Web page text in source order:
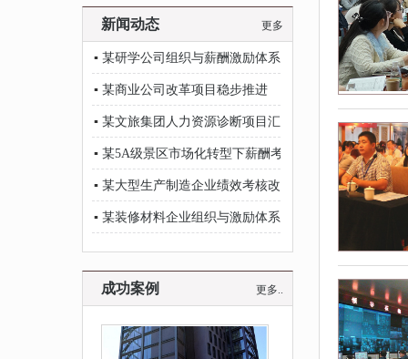
新闻动态 更多
▪ 某研学公司组织与薪酬激励体系项目稳步推进
▪ 某商业公司改革项目稳步推进
▪ 某文旅集团人力资源诊断项目汇报会议顺利举行
▪ 某5A级景区市场化转型下薪酬考核项目稳步推进
▪ 某大型生产制造企业绩效考核改革项目顺利推进
▪ 某装修材料企业组织与激励体系项目稳步推进
成功案例 更多..